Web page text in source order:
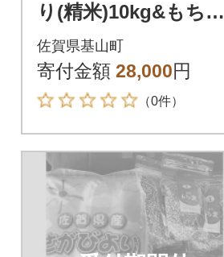
り(精米)10kg&もち麦
(500g)&もち麦かりん
とう(135g)
佐賀県基山町
寄付金額 28,000円
（0件）